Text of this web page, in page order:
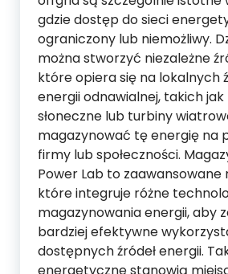
gdzie dostęp do sieci
ograniczony lub niemożliwy.
można stworzyć niezależne
które opiera się na lokalnych
energii odnawialnej, takich
słoneczne lub turbiny
magazynować tę energię na
firmy lub społeczności.
Power Lab to zaawansowane
które integruje różne
magazynowania energii, aby
bardziej efektywne
dostępnych źródeł energii.